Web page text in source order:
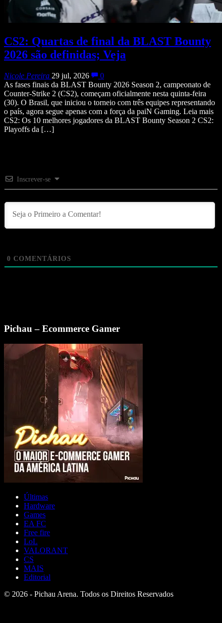
CS2: Quartas de final da BLAST Bounty
2026 são definidas; Veja
Nicole Pereira 29 jul, 2026
0
As fases finais da BLAST Bounty 2026 Season 2, campeonato de
Counter-Strike 2 (CS2), começam oficialmente nesta quinta-feira
(30). O Brasil, que iniciou o torneio com três equipes representando
o país, agora segue apenas com a força da paiN Gaming. Leia mais
CS2: Os 10 melhores jogadores da BLAST Bounty Season 2 CS2:
Playoffs da […]
Inscrever-se
0 COMENTÁRIOS
Pichau – Ecommerce Gamer
Últimas
Hardware
Games
EA FC
Free fire
LoL
VALORANT
CS
MAIS
Editorial
© 2026 - Pichau Arena. Todos os Direitos Reservados